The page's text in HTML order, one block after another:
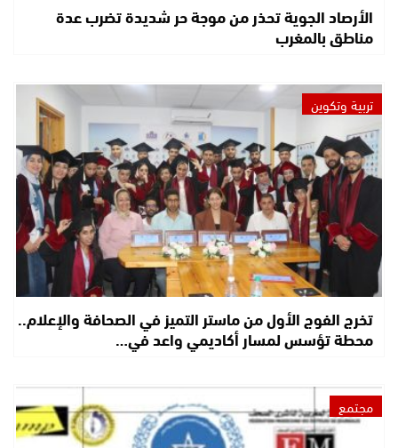
الأرصاد الجوية تحذر من موجة حر شديدة تضرب عدة
مناطق بالمغرب
تربية وتكوين
تخرج الفوج الأول من ماستر التميز في الصحافة والإعلام..
محطة تؤسس لمسار أكاديمي واعد في…
مجتمع